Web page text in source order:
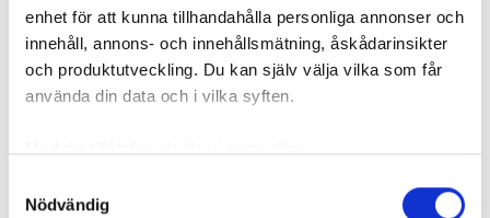
enhet för att kunna tillhandahålla personliga annonser och
innehåll, annons- och innehållsmätning, åskådarinsikter
och produktutveckling. Du kan själv välja vilka som får
använda din data och i vilka syften.
som kan ha en noggrannhet på upp till flera meter
Nödvändig
Foto: Hyresnämnden
Foto: Hyresnämnden